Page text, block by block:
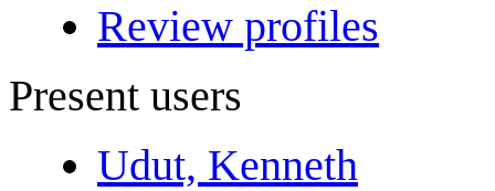
Review profiles
Present users
Udut, Kenneth